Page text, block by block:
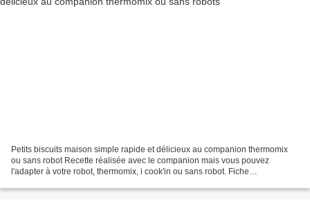
Petits biscuits maison simple rapide et délicieux au companion thermomix
ou sans robot Recette réalisée avec le companion mais vous pouvez
l'adapter à votre robot, thermomix, i cook'in ou sans robot. Fiche